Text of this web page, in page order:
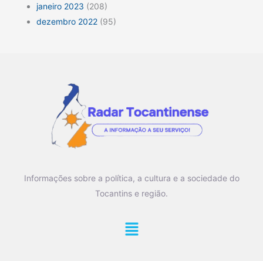
janeiro 2023 (208)
dezembro 2022 (95)
Informações sobre a política, a cultura e a sociedade do
Tocantins e região.
Main